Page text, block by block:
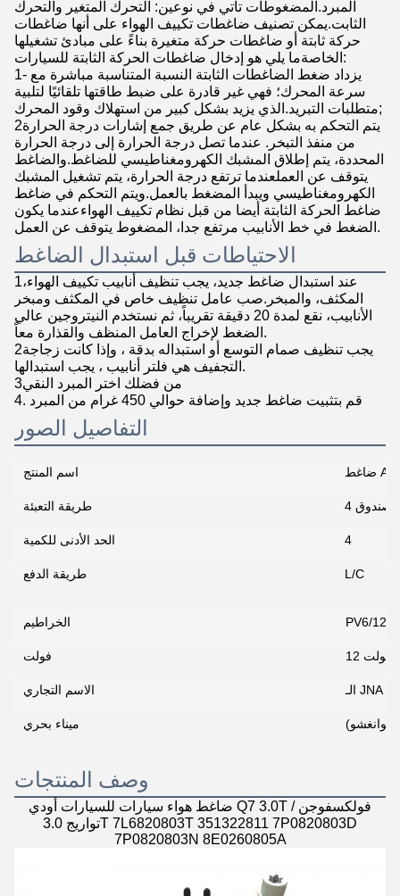
المبرد.المضغوطات تأتي في نوعين: التحرك المتغير والتحرك
الثابت.يمكن تصنيف ضاغطات تكييف الهواء على أنها ضاغطات
حركة ثابتة أو ضاغطات حركة متغيرة بناءً على مبادئ تشغيلها
الخاصةما يلي هو إدخال ضاغطات الحركة الثابتة للسيارات:
1- يزداد ضغط الضاغطات الثابتة النسبة المتناسبة مباشرة مع
سرعة المحرك؛ فهي غير قادرة على ضبط طاقتها تلقائيًا لتلبية
متطلبات التبريد.الذي يزيد بشكل كبير من استهلاك وقود المحرك;
2يتم التحكم به بشكل عام عن طريق جمع إشارات درجة الحرارة
من منفذ التبخر. عندما تصل درجة الحرارة إلى درجة الحرارة
المحددة، يتم إطلاق المشبك الكهرومغناطيسي للضاغط.والضاغط
يتوقف عن العملعندما ترتفع درجة الحرارة، يتم تشغيل المشبك
الكهرومغناطيسي ويبدأ المضغط بالعمل.ويتم التحكم في ضاغط
ضاغط الحركة الثابتة أيضا من قبل نظام تكييف الهواءعندما يكون
الضغط في خط الأنابيب مرتفع جدا، المضغوط يتوقف عن العمل.
الاحتياطات قبل استبدال الضاغط
1عند استبدال ضاغط جديد، يجب تنظيف أنابيب تكييف الهواء،
المكثف، والمبخر.صب عامل تنظيف خاص في المكثف ومبخر
الأنابيب، نقع لمدة 20 دقيقة تقريباً، ثم نستخدم النيتروجين عالي
الضغط لإخراج العامل المنظف والقذارة معاً.
2يجب تنظيف صمام التوسع أو استبداله بدقة ، وإذا كانت زجاجة
التجفيف هي فلتر أنابيب ، يجب استبدالها.
3من فضلك اختر المبرد النقي
4. قم بتثبيت ضاغط جديد وإضافة حوالي 450 غرام من المبرد
التفاصيل الصور
اسم المنتج
طريقة التعبئة
الحد الأدنى للكمية 4
طريقة الدفع L/C
الخراطيم PV6/
فولت 12 فولت
الاسم التجاري الـ JNA
ميناء بحري (غوانغشو)
وصف المنتجات
ضاغط هواء سيارات للسيارات أودي Q7 3.0T / فولكسفوجن
تواريج 3.0T 7L6820803T 351322811 7P0820803D
7P0820803N 8E0260805A